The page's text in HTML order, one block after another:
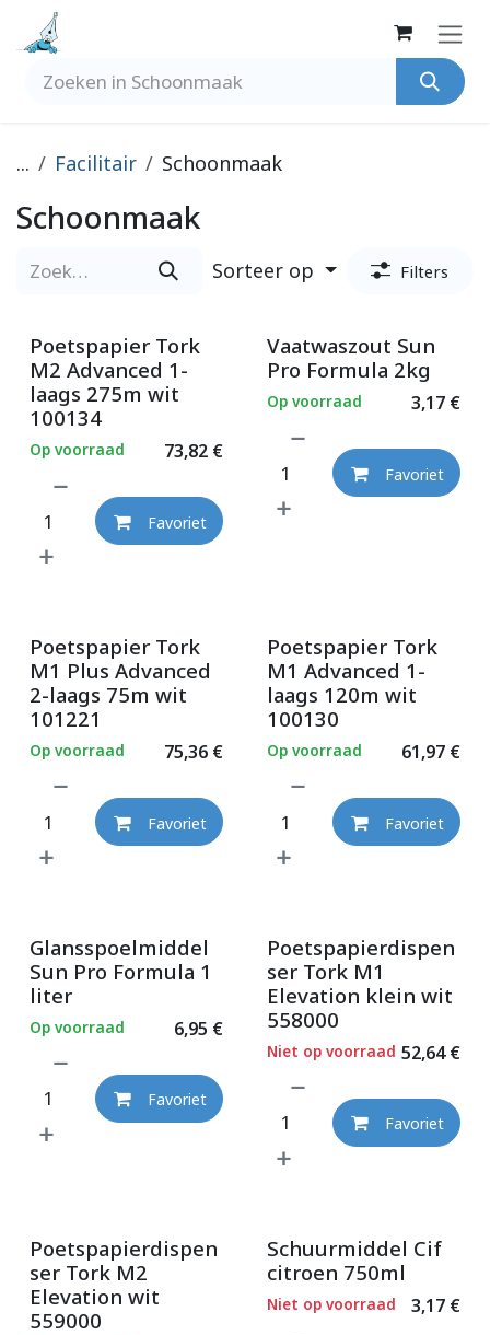
Overslaan naar inhoud
... Facilitair Schoonmaak
Schoonmaak
Sorteer op Filters
Poetspapier Tork
M2 Advanced 1-
laags 275m wit
100134
73,82€
Op voorraad
Favoriet
Vaatwaszout Sun
Pro Formula 2kg
3,17€
Op voorraad
Favoriet
Poetspapier Tork
M1 Plus Advanced
2-laags 75m wit
101221
75,36€
Op voorraad
Favoriet
Poetspapier Tork
M1 Advanced 1-
laags 120m wit
100130
61,97€
Op voorraad
Favoriet
Glansspoelmiddel
Sun Pro Formula 1
liter
6,95 €
Op voorraad
Favoriet
Poetspapierdispen
ser Tork M1
Elevation klein wit
558000
52,64€
Niet op voorraad
Favoriet
Poetspapierdispen
ser Tork M2
Elevation wit
559000
Schuurmiddel Cif
citroen 750ml
3,17€
Niet op voorraad